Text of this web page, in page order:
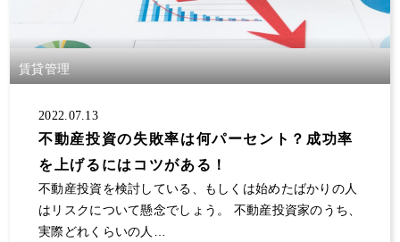
賃貸管理
2022.07.13
不動産投資の失敗率は何パーセント？成功率
を上げるにはコツがある！
不動産投資を検討している、もしくは始めたばかりの人
はリスクについて懸念でしょう。 不動産投資家のうち、
実際どれくらいの人…